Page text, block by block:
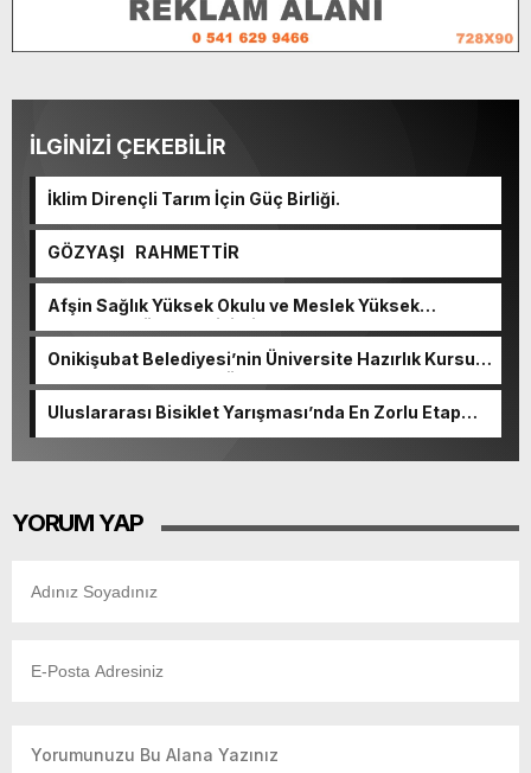
İLGİNİZİ ÇEKEBİLİR
İklim Dirençli Tarım İçin Güç Birliği.
GÖZYAŞI RAHMETTİR
Afşin Sağlık Yüksek Okulu ve Meslek Yüksek
Okulunda görev değişimi!
Onikişubat Belediyesi’nin Üniversite Hazırlık Kursu
başvurularında son gün 7 Ağustos.
Uluslararası Bisiklet Yarışması’nda En Zorlu Etap
YORUM YAP